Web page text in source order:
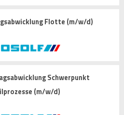
Flotte (m/w/d)
Schwerpunkt
(m/w/d)